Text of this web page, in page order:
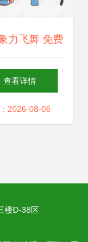
力飞舞 免费
清卡通儿童
品PSD素材
查看详情
2026-08-06
楼D-38区